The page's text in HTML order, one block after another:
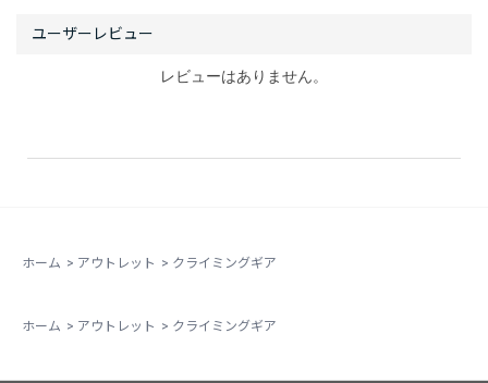
レビューはありません。
ホーム > アウトレット > クライミングギア
ホーム > アウトレット > クライミングギア